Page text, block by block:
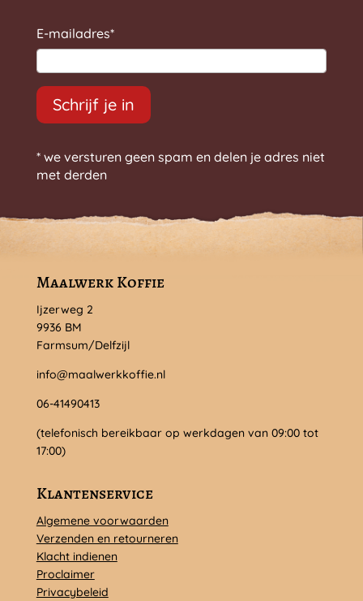
E-mailadres*
Schrijf je in
* we versturen geen spam en delen je adres niet
met derden
Maalwerk Koffie
Ijzerweg 2
9936 BM
Farmsum/Delfzijl
info@maalwerkkoffie.nl
06-41490413
(telefonisch bereikbaar op werkdagen van 09:00 tot
17:00)
Klantenservice
Algemene voorwaarden
Verzenden en retourneren
Klacht indienen
Proclaimer
Privacybeleid